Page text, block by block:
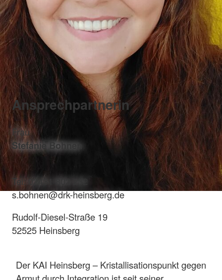
Ansprechpartnerin
Frau
Stefanie Bohnen
Tel: 02431 802 232
s.bohnen@drk-heinsberg.de
Rudolf-Diesel-Straße 19
52525 Heinsberg
Der KAI Heinsberg – Kristallisationspunkt gegen